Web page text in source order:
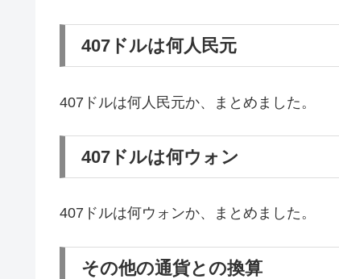
407ドルは何人民元
407ドルは何人民元か、まとめました。
407ドルは何ウォン
407ドルは何ウォンか、まとめました。
その他の通貨との換算